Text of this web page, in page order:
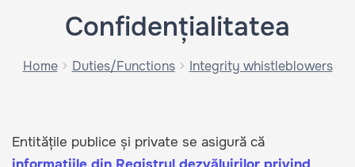
Confidențialitatea
Home Duties/Functions Integrity whistleblowers
Entitățile publice și private se asigură că